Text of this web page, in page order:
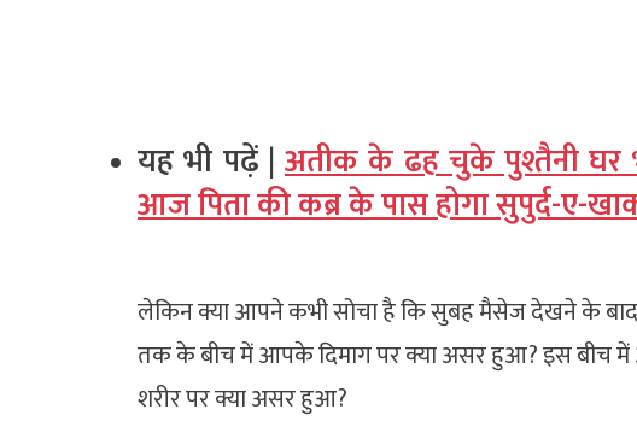
यह भी पढ़ें | अतीक के ढह चुके पुश्तैनी घर
आज पिता की कब्र के पास होगा सुपुर्द-ए-
लेकिन क्या आपने कभी सोचा है कि सुबह मैसेज देखने के
तक के बीच में आपके दिमाग पर क्या असर हुआ? इस बीच
शरीर पर क्या असर हुआ?